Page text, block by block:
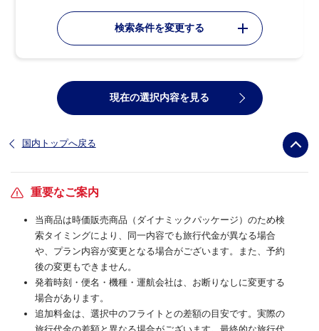
検索条件を変更する
現在の選択内容を見る
国内トップへ戻る
重要なご案内
当商品は時価販売商品（ダイナミックパッケージ）のため検
索タイミングにより、同一内容でも旅行代金が異なる場合
や、プラン内容が変更となる場合がございます。また、予約
後の変更もできません。
発着時刻・便名・機種・運航会社は、お断りなしに変更する
場合があります。
追加料金は、選択中のフライトとの差額の目安です。実際の